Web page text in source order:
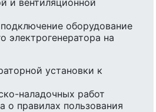
оборудование
электрогенератора на
установки к
наладочных работ
о правилах пользования